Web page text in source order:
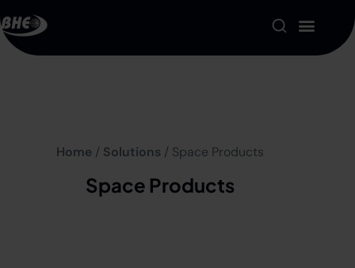
About us
Resources
Home/ Solutions / Space Products
Space Products